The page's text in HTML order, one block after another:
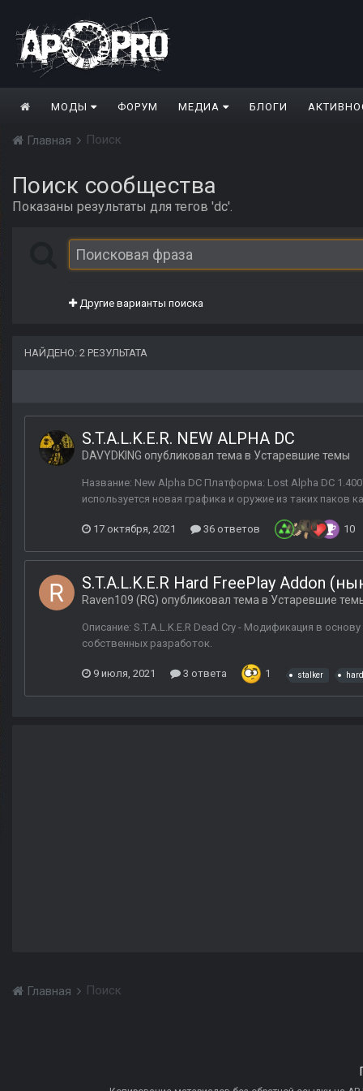
МОДЫ ФОРУМ МЕДИА БЛОГИ
Главная Поиск
Поиск сообщества
Показаны результаты для тегов 'dc'.
Другие варианты поиска
НАЙДЕНО: 2 РЕЗУЛЬТАТА
S.T.A.L.K.E.R. NEW ALPHA DC
DAVYDKING опубликовал тема в Устаревшие темы
Название: New Alpha DC Платформа: Lost Alpha DC
используется новая графика и оружие из таких паков
17 октября, 2021 36 ответов 10
S.T.A.L.K.E.R Hard FreePlay Addon
Raven109 (RG) опубликовал тема в Устаревшие
Описание: S.T.A.L.K.E.R Dead Cry - Модификация в
собственных разработок.
9 июля, 2021 3 ответа 1 stalker hard
Главная Поиск